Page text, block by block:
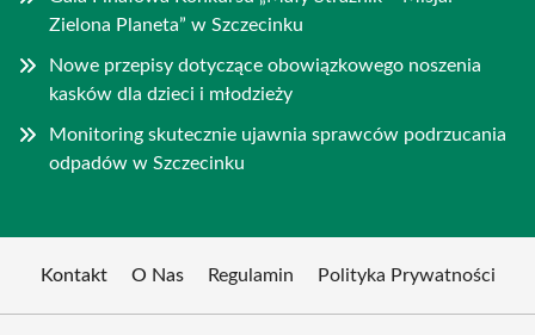
Zielona Planeta” w Szczecinku
Nowe przepisy dotyczące obowiązkowego noszenia
kasków dla dzieci i młodzieży
Monitoring skutecznie ujawnia sprawców podrzucania
odpadów w Szczecinku
Kontakt O Nas Regulamin Polityka Prywatności